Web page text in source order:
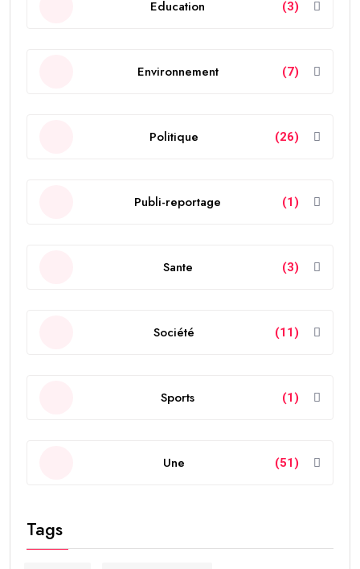
Education (3)
Environnement (7)
Politique (26)
Publi-reportage (1)
Sante (3)
Société (11)
Sports (1)
Une (51)
Tags